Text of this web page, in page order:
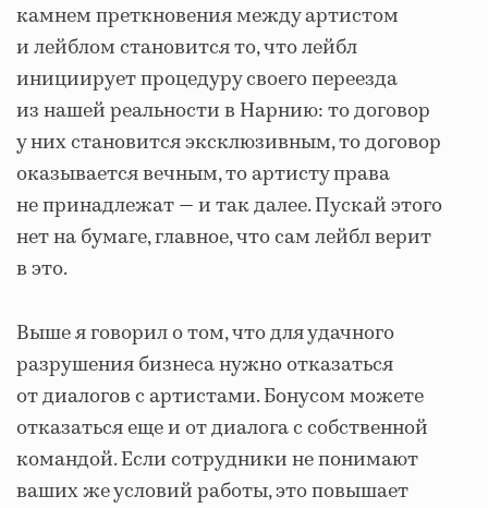
камнем преткновения между артистом
и лейблом становится то, что лейбл
инициирует процедуру своего переезда
из нашей реальности в Нарнию: то договор
у них становится эксклюзивным, то договор
оказывается вечным, то артисту права
не принадлежат — и так далее. Пускай этого
нет на бумаге, главное, что сам лейбл верит
в это.
Выше я говорил о том, что для удачного
разрушения бизнеса нужно отказаться
от диалогов с артистами. Бонусом можете
отказаться еще и от диалога с собственной
командой. Если сотрудники не понимают
ваших же условий работы, это повышает